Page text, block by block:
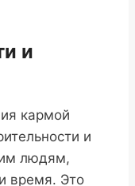
и
кармой
и
людям,
время. Это